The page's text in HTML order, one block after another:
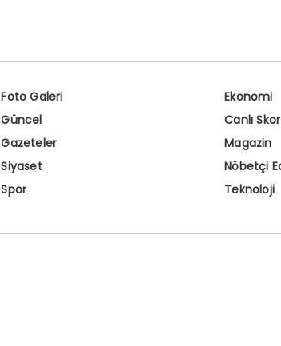
Foto Galeri Ekonomi
Güncel Canlı Skor
Gazeteler Magazin
Siyaset Nöbetçi
Spor Teknoloji